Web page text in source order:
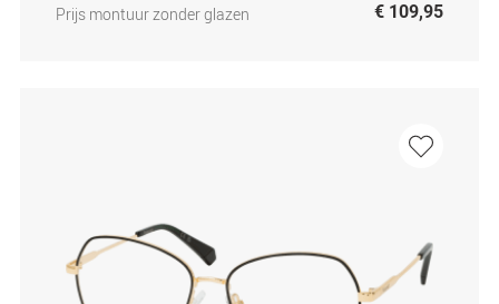
Prijs montuur zonder glazen
€ 109,95